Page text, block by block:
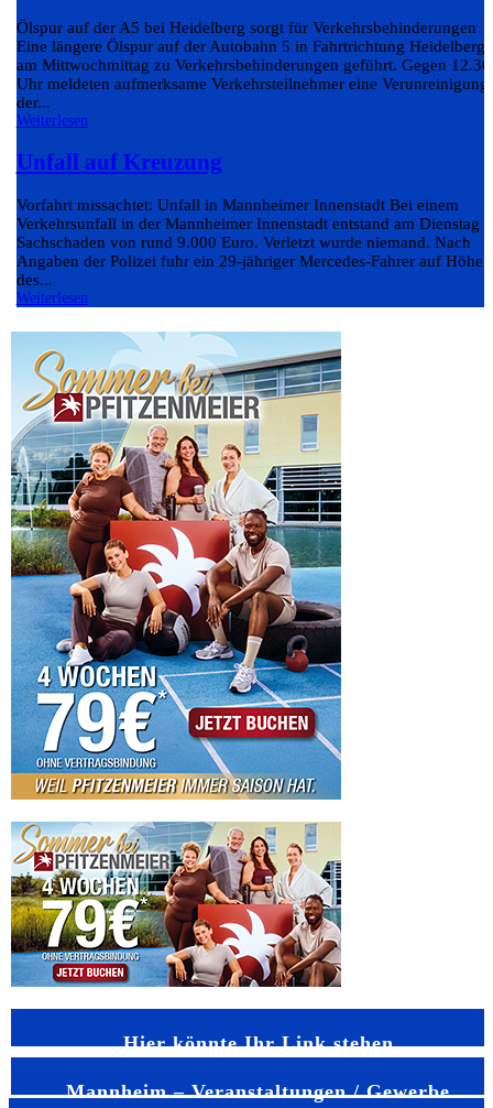
Ölspur auf der A5 bei Heidelberg sorgt für Verkehrsbehinderungen
Eine längere Ölspur auf der Autobahn 5 in Fahrtrichtung Heidelberg
am Mittwochmittag zu Verkehrsbehinderungen geführt. Gegen 12.30
Uhr meldeten aufmerksame Verkehrsteilnehmer eine Verunreinigung
der...
Weiterlesen
Unfall auf Kreuzung
Vorfahrt missachtet: Unfall in Mannheimer Innenstadt Bei einem
Verkehrsunfall in der Mannheimer Innenstadt entstand am Dienstag
Sachschaden von rund 9.000 Euro. Verletzt wurde niemand. Nach
Angaben der Polizei fuhr ein 29-jähriger Mercedes-Fahrer auf Höhe
des...
Weiterlesen
Hier könnte Ihr Link stehen
Mannheim – Veranstaltungen / Gewerbe